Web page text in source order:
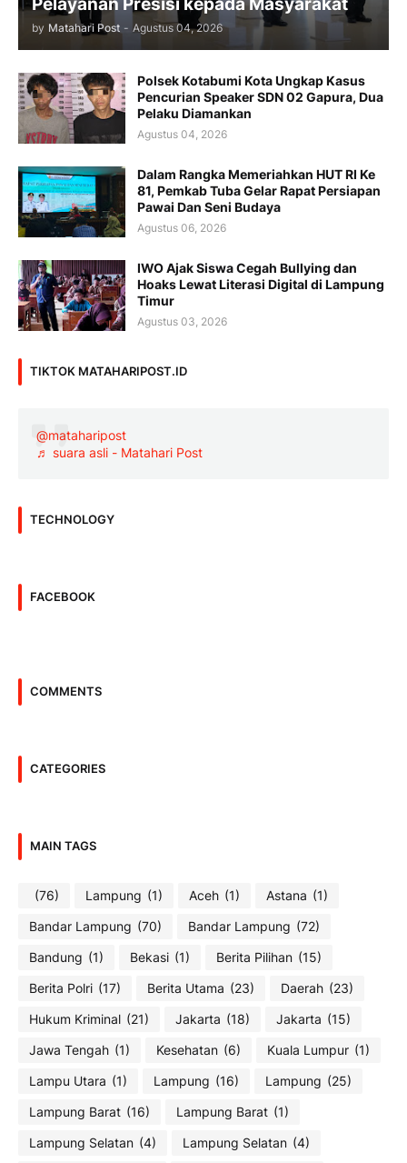
by Matahari Post - Agustus 04, 2026
Polsek Kotabumi Kota Ungkap Kasus
Pencurian Speaker SDN 02 Gapura, Dua
Pelaku Diamankan
Agustus 04, 2026
Dalam Rangka Memeriahkan HUT RI Ke
81, Pemkab Tuba Gelar Rapat Persiapan
Pawai Dan Seni Budaya
Agustus 06, 2026
IWO Ajak Siswa Cegah Bullying dan
Hoaks Lewat Literasi Digital di Lampung
Timur
Agustus 03, 2026
TIKTOK MATAHARIPOST.ID
@mataharipost
♬ suara asli - Matahari Post
TECHNOLOGY
FACEBOOK
COMMENTS
CATEGORIES
MAIN TAGS
(76) Lampung (1) Aceh (1) Astana (1)
Bandar Lampung (70) Bandar Lampung (72)
Bandung (1) Bekasi (1) Berita Pilihan (15)
Berita Polri (17) Berita Utama (23) Daerah (23)
Hukum Kriminal (21) Jakarta (18) Jakarta (15)
Jawa Tengah (1) Kesehatan (6) Kuala Lumpur (1)
Lampu Utara (1) Lampung (16) Lampung (25)
Lampung Barat (16) Lampung Barat (1)
Lampung Selatan (4) Lampung Selatan (4)